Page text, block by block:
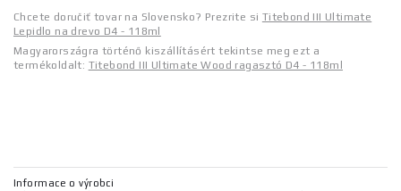
Chcete doručiť tovar na Slovensko? Prezrite si Titebond III Ultimate
Lepidlo na drevo D4 - 118ml
Magyarországra történő kiszállításért tekintse meg ezt a
termékoldalt: Titebond III Ultimate Wood ragasztó D4 - 118ml
Informace o výrobci